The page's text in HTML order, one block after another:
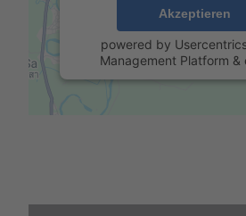
Akzeptieren
powered by
Management Platform &